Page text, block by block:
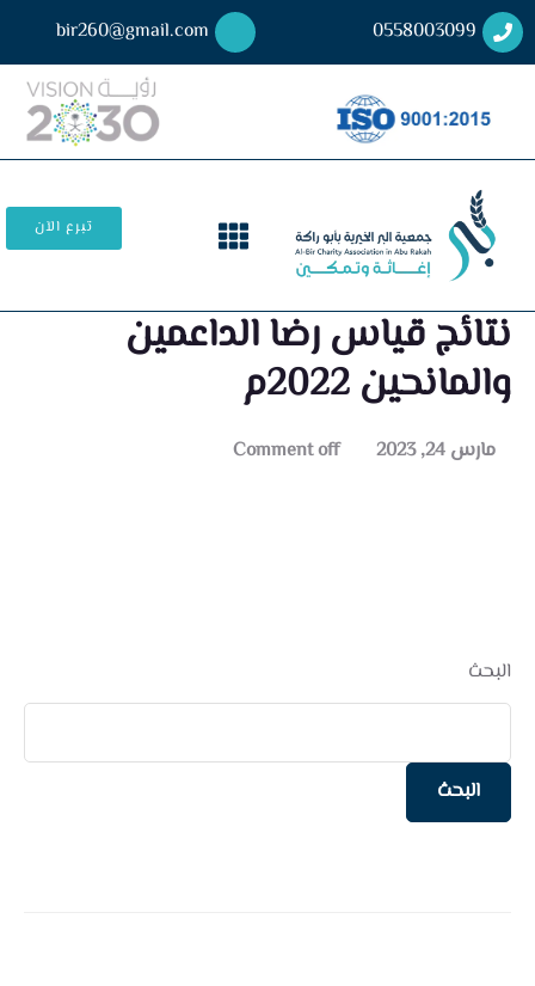
0558003099
bir260@gmail.com
تبرع الآن
نتائج قياس رضا الداعمين
والمانحين 2022م
مارس 24, 2023 Comment off
البحث
البحث